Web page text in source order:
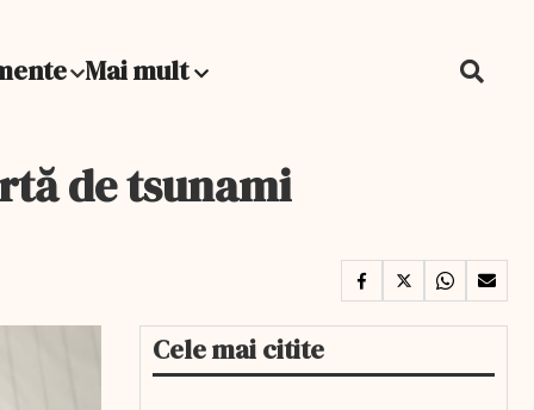
Mai mult
de tsunami
Cele mai citite